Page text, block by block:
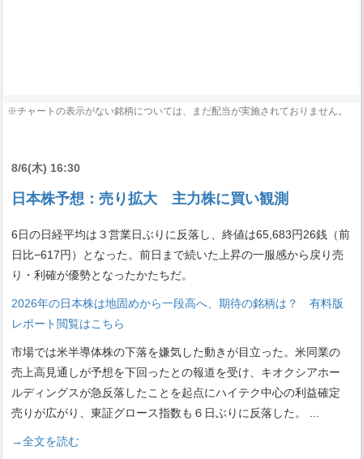
※チャートの表示がない銘柄については、まだ配当が実施されておりません。
8/6(木) 16:30
日本株予想：売り拡大 主力株に買い観測
6日の日経平均は３営業日ぶりに反落し、終値は65,683円26銭（前
日比−617円）となった。前日まで続いた上昇の一服感から戻り売
り・利確が優勢となったかたちだ。
2026年の日本株は地固めから一段高へ、期待の銘柄は？ 有料版
レポート閲覧はこちら
市場では米半導体株の下落を嫌気した動きが目立った。米同業の
売上高見通しが予想を下回ったとの報道を受け、キオクシアホー
ルディングスが急反落したことを起点にハイテク中心の利益確定
売りが広がり、東証グロース指数も６日ぶりに反落した。
→全文を読む